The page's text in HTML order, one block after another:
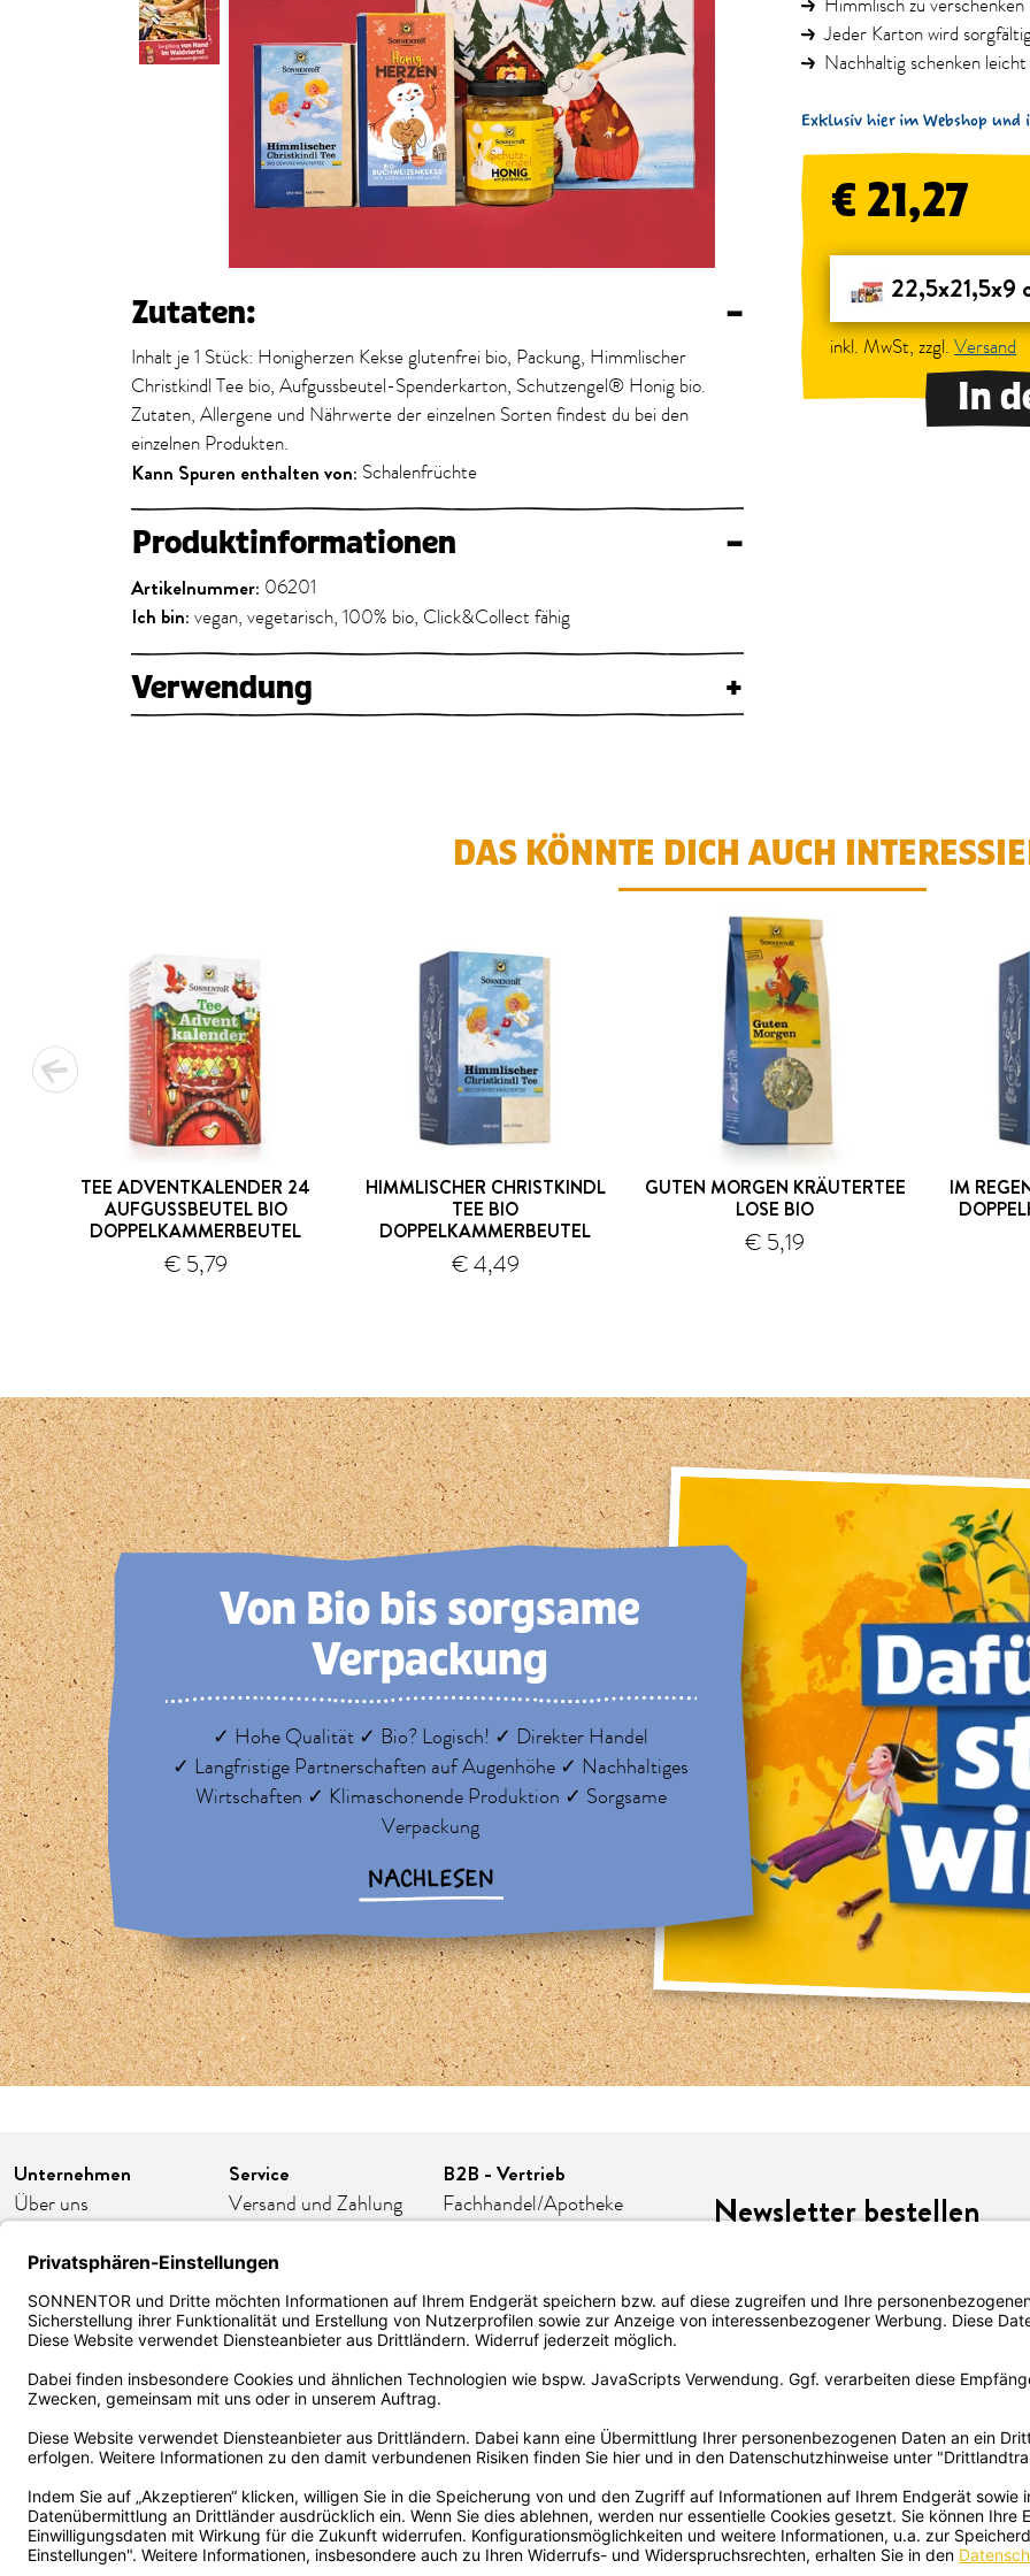
Zutaten: –
Inhalt je 1 Stück: Honigherzen Kekse glutenfrei bio, Packung, Himmlischer
Christkindl Tee bio, Aufgussbeutel-Spenderkarton, Schutzengel® Honig bio.
Zutaten, Allergene und Nährwerte der einzelnen Sorten findest du bei den
einzelnen Produkten.
Kann Spuren enthalten von: Schalenfrüchte
Produktinformationen –
Artikelnummer: 06201
Ich bin: vegan, vegetarisch, 100% bio, Click&Collect fähig
Verwendung +
Himmlisch zu
Jeder Karton wird
Nachhaltig schenken
Exklusiv hier im Webshop und
€ 21,27
22,5x21,5x9
inkl. MwSt, zzgl. Versand
In
DAS KÖNNTE DICH AUCH
TEE ADVENTKALENDER 24
AUFGUSSBEUTEL BIO
DOPPELKAMMERBEUTEL
€ 5,79
HIMMLISCHER CHRISTKINDL
TEE BIO
DOPPELKAMMERBEUTEL
€ 4,49
GUTEN MORGEN KRÄUTERTEE
LOSE BIO
€ 5,19Versand
IM
Von Bio bis sorg­same
Verpackung
✓ Hohe Qualität ✓ Bio? Logisch! ✓ Direkter Handel
✓ Langfristige Partnerschaften auf Augenhöhe ✓ Nachhaltiges
Wirtschaften ✓ Klimaschonende Produktion ✓ Sorgsame
Verpackung
NACHLESEN
Unternehmen
Über uns
Presse
Kooperationen
Impressum
Datenschutz
Barrierefreiheit
Service
Versand und Zahlung
Kontakt
AGB
Widerruf/Retoure
Cookie-Einstellungen
Kund:innen Klub
B2B - Vertrieb
Fachhandel/Apotheke
Firmengeschenke
Bestellplattform-
ORDERLION
Zertifikate
Newsletter bestellen